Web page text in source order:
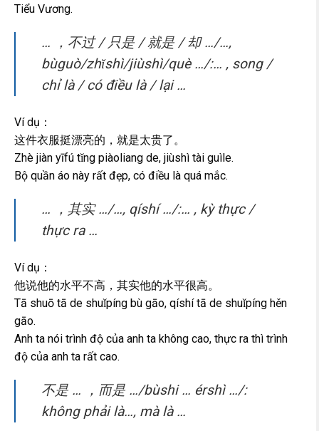
Tiểu Vương.
… ，不过 / 只是 / 就是 / 却 …/…,
bùguò/zhǐshì/jiùshì/què …/:… , song /
chỉ là / có điều là / lại …
Ví dụ：
这件衣服挺漂亮的，就是太贵了。
Zhè jiàn yīfú tǐng piàoliang de, jiùshì tài guìle.
Bộ quần áo này rất đẹp, có điều là quá mắc.
… ，其实 …/…, qíshí …/:… , kỳ thực /
thực ra …
Ví dụ：
他说他的水平不高，其实他的水平很高。
Tā shuō tā de shuǐpíng bù gāo, qíshí tā de shuǐpíng hěn
gāo.
Anh ta nói trình độ của anh ta không cao, thực ra thì trình
độ của anh ta rất cao.
不是 … ，而是 …/bùshi … érshì …/:
không phải là…, mà là …